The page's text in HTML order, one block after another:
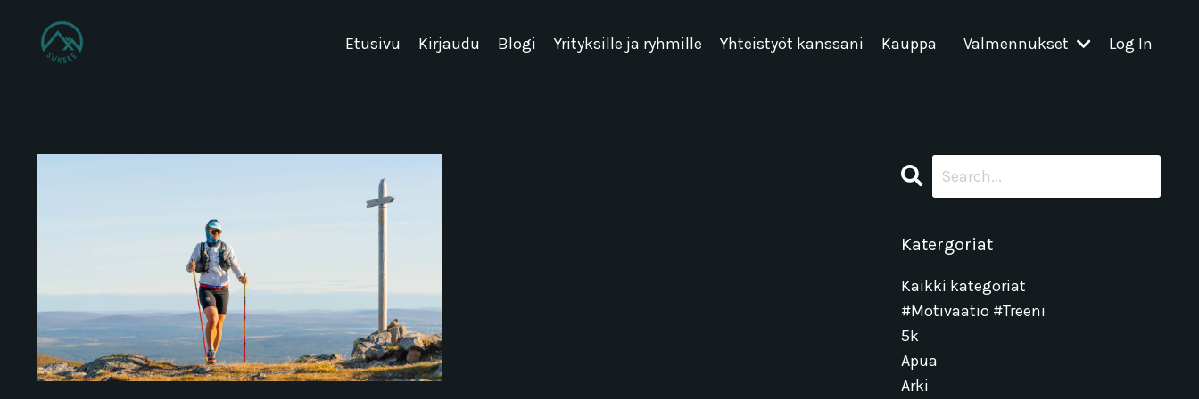
Etusivu Kirjaudu Blogi Yrityksille ja ryhmille Yhteistyöt kanssani Kauppa Valmennukset Log In
Katergoriat
Kaikki kategoriat
#motivaatio #treeni
5k
Apua
Arki